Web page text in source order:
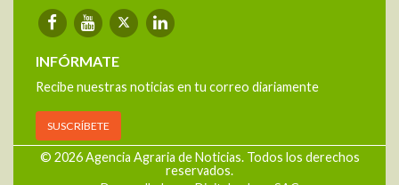
INFÓRMATE
Recibe nuestras noticias en tu correo diariamente
SUSCRÍBETE
© 2026 Agencia Agraria de Noticias. Todos los derechos
reservados.